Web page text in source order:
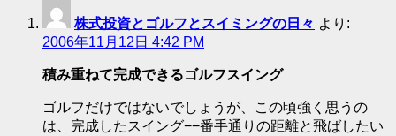
株式投資とゴルフとスイミングの日々 より:
2006年11月12日 4:42 PM
積み重ねて完成できるゴルフスイング
ゴルフだけではないでしょうが、この頃強く思うの
は、完成したスイング−−番手通りの距離と飛ばしたい